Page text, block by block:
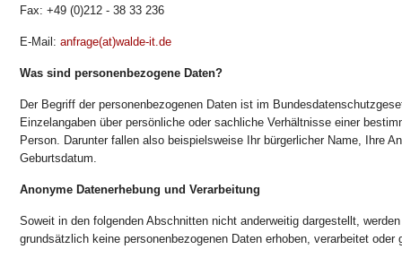
Fax: +49 (0)212 - 38 33 236
E-Mail: anfrage(at)walde-it.de
Was sind personenbezogene Daten?
Der Begriff der personenbezogenen Daten ist im
Einzelangaben über persönliche oder sachliche Verhältnisse einer
Person. Darunter fallen also beispielsweise Ihr bürgerlicher Name, Ihre
Geburtsdatum.
Anonyme Datenerhebung und Verarbeitung
Soweit in den folgenden Abschnitten nicht anderweitig dargestellt,
grundsätzlich keine personenbezogenen Daten erhoben, verarbeitet